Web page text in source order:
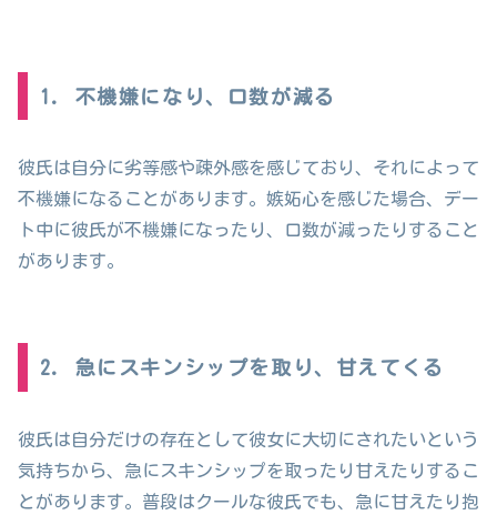
1. 不機嫌になり、口数が減る
彼氏は自分に劣等感や疎外感を感じており、それによって
不機嫌になることがあります。嫉妬心を感じた場合、デー
ト中に彼氏が不機嫌になったり、口数が減ったりすること
があります。
2. 急にスキンシップを取り、甘えてくる
彼氏は自分だけの存在として彼女に大切にされたいという
気持ちから、急にスキンシップを取ったり甘えたりするこ
とがあります。普段はクールな彼氏でも、急に甘えたり抱